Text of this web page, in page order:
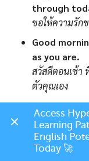
through
ขอให้ความรัก
Good
as you are.
สวัสดีตอนเช้า
ตัวคุณเอง
Start your
deeply
เริ่มต้นวันด้วย
Sending
Access
Learning
English
Today 🚀